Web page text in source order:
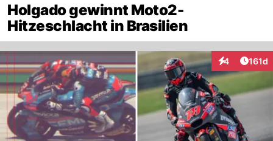
Holgado gewinnt Moto2-
Hitzeschlacht in Brasilien
4
Interaktionen
161d